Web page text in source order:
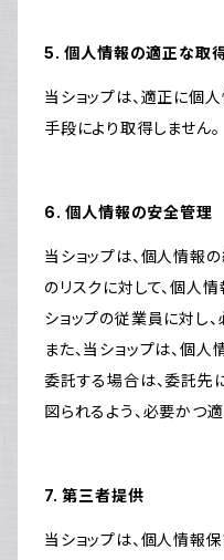
5. 個人情報の適正な取
当ショップは、適正に個
手段により取得しません。
6. 個人情報の安全管理
当ショップは、個人情報
のリスクに対して、個人
ショップの従業員に対し
また、当ショップは、個
委託する場合は、委託先
図られるよう、必要かつ
7. 第三者提供
当ショップは、個人情報